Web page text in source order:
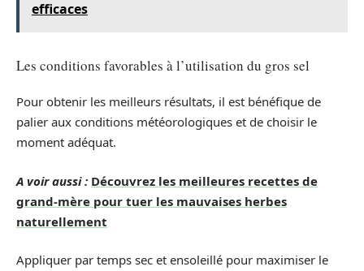
efficaces
Les conditions favorables à l’utilisation du gros sel
Pour obtenir les meilleurs résultats, il est bénéfique de
palier aux conditions météorologiques et de choisir le
moment adéquat.
A voir aussi : Découvrez les meilleures recettes de
grand-mère pour tuer les mauvaises herbes
naturellement
Appliquer par temps sec et ensoleillé pour maximiser le